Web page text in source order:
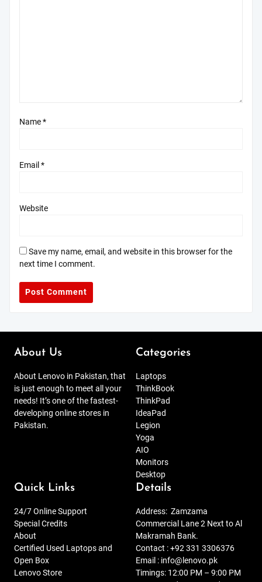
Name*
Email *
Website
Save my name, email, and website in this browser for the
next time I comment.
About Us
About Lenovo in Pakistan, that
is just enough to meet all your
needs! It’s one of the fastest-
developing online stores in
Pakistan.
Categories
Laptops
ThinkBook
ThinkPad
IdeaPad
Legion
Yoga
AIO
Monitors
Desktop
Quick Links
24/7 Online Support
Special Credits
About
Certified Used Laptops and
Open Box
Lenovo Store
Details
Address: Zamzama
Commercial Lane 2 Next to Al
Makramah Bank.
Contact :+92 331 3306376
Email : info@lenovo.pk
Timings: 12:00 PM – 9:00 PM